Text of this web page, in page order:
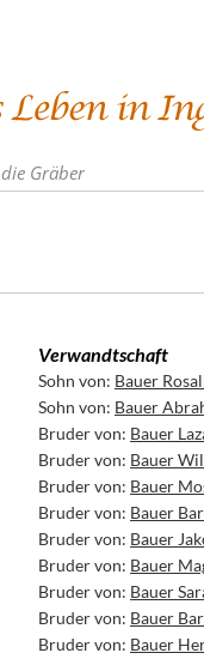
die Gräber
Verwandtschaft
Sohn von: Bauer
Sohn von: Bauer
Bruder von: Bauer
Bruder von: Bauer
Bruder von: Bauer
Bruder von: Bauer
Bruder von: Bauer
Bruder von: Bauer
Bruder von: Bauer
Bruder von: Bauer
Bruder von: Bauer